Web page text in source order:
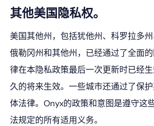
其他美国隐私权。
美国其他州，包括犹他州、科罗拉多州
俄勒冈州和其他州，已经通过了全面
律在本隐私政策最后一次更新时已经
久的将来生效。一些城市还通过了保
体法律。Onyx的政策和意图是遵守这
法规定的所有适用义务。